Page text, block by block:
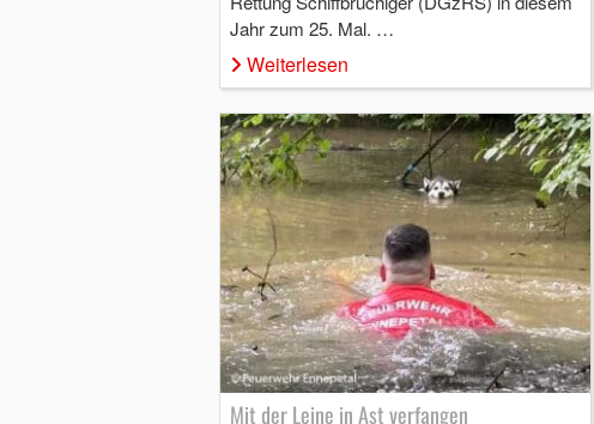
Jahr zum 25. Mal. …
Weiterlesen
Mit der Leine in Ast verfangen